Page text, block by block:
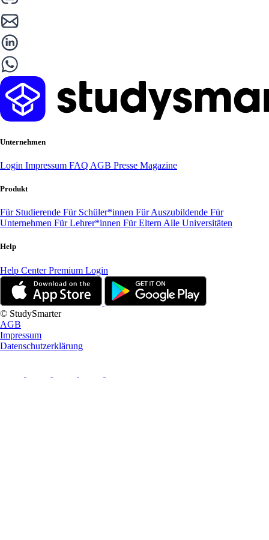
Unternehmen
Login Impressum FAQ AGB Presse Magazine
Produkt
Für Studierende Für Schüler*innen Für Auszubildende Für
Unternehmen Für Lehrer*innen Für Eltern Alle Universitäten
Help
Help CenterPremium Login
© StudySmarter
AGB
Impressum
Datenschutzerklärung